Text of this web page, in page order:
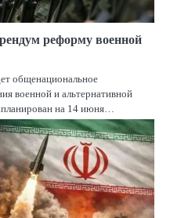
реформу военной
общенациональное
военной и альтернативной
на 14 июня…